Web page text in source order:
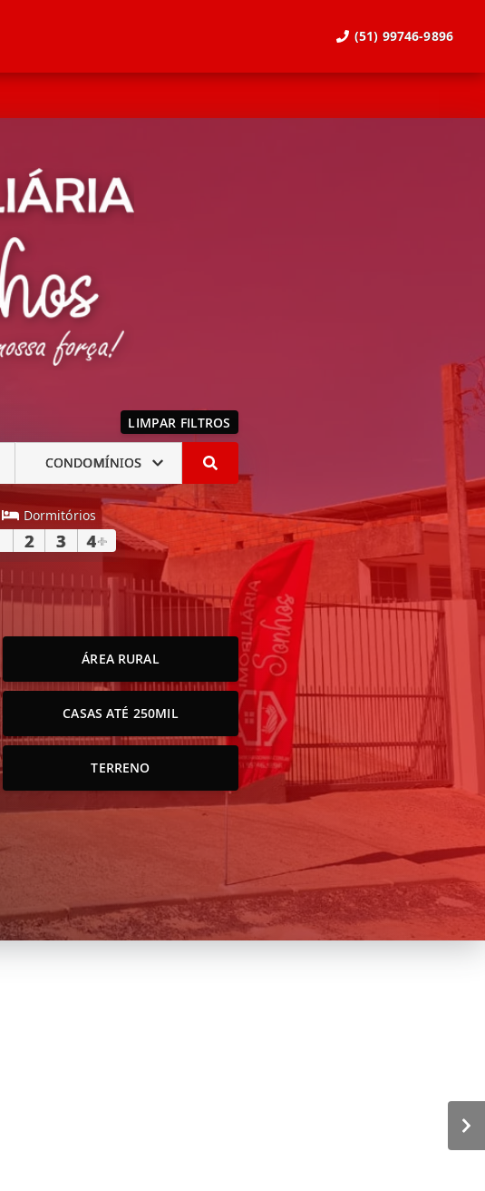
(51) 99746-9896
LIMPAR FILTROS
CONDOMÍNIOS
Dormitórios
2 3 4+
ÁREA RURAL
CASAS ATÉ 250MIL
TERRENO